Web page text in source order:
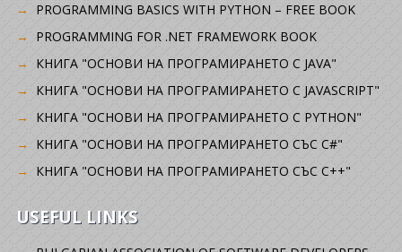
PROGRAMMING BASICS WITH PYTHON – FREE BOOK
PROGRAMMING FOR .NET FRAMEWORK BOOK
КНИГА "ОСНОВИ НА ПРОГРАМИРАНЕТО С JAVA"
КНИГА "ОСНОВИ НА ПРОГРАМИРАНЕТО С JAVASCRIPT"
КНИГА "ОСНОВИ НА ПРОГРАМИРАНЕТО С PYTHON"
КНИГА "ОСНОВИ НА ПРОГРАМИРАНЕТО СЪС C#"
КНИГА "ОСНОВИ НА ПРОГРАМИРАНЕТО СЪС C++"
USEFUL LINKS